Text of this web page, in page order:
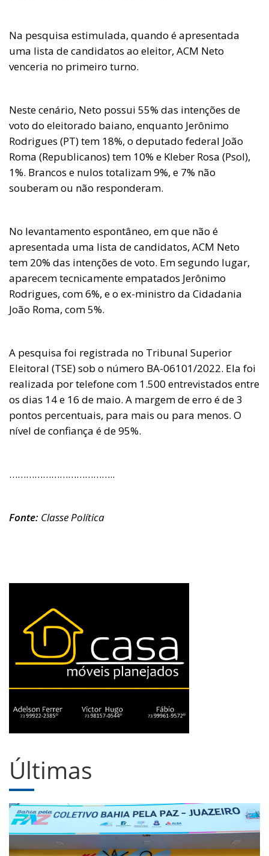
Na pesquisa estimulada, quando é apresentada
uma lista de candidatos ao eleitor, ACM Neto
venceria no primeiro turno.
Neste cenário, Neto possui 55% das intenções de
voto do eleitorado baiano, enquanto Jerônimo
Rodrigues (PT) tem 18%, o deputado federal João
Roma (Republicanos) tem 10% e Kleber Rosa (Psol),
1%. Brancos e nulos totalizam 9%, e 7% não
souberam ou não responderam.
No levantamento espontâneo, em que não é
apresentada uma lista de candidatos, ACM Neto
tem 20% das intenções de voto. Em segundo lugar,
aparecem tecnicamente empatados Jerônimo
Rodrigues, com 6%, e o ex-ministro da Cidadania
João Roma, com 5%.
A pesquisa foi registrada no Tribunal Superior
Eleitoral (TSE) sob o número BA-06101/2022. Ela foi
realizada por telefone com 1.500 entrevistados entre
os dias 14 e 16 de maio. A margem de erro é de 3
pontos percentuais, para mais ou para menos. O
nível de confiança é de 95%.
………………………………..
Fonte: Classe Política
Últimas